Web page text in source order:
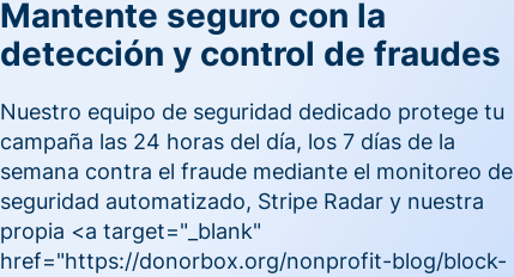
Mantente seguro con la
detección y control de fraudes
Nuestro equipo de seguridad dedicado protege tu
campaña las 24 horas del día, los 7 días de la
semana contra el fraude mediante el monitoreo de
seguridad automatizado, Stripe Radar y nuestra
propia <a target="_blank"
href="https://donorbox.org/nonprofit-blog/block-